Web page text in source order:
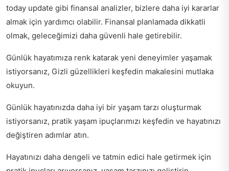
today update gibi finansal analizler, bizlere daha iyi kararlar
almak için yardımcı olabilir. Finansal planlamada dikkatli
olmak, geleceğimizi daha güvenli hale getirebilir.
Günlük hayatımıza renk katarak yeni deneyimler yaşamak
istiyorsanız, Gizli güzellikleri keşfedin makalesini mutlaka
okuyun.
Günlük hayatınızda daha iyi bir yaşam tarzı oluşturmak
istiyorsanız, pratik yaşam ipuçlarımızı keşfedin ve hayatınızı
değiştiren adımlar atın.
Hayatınızı daha dengeli ve tatmin edici hale getirmek için